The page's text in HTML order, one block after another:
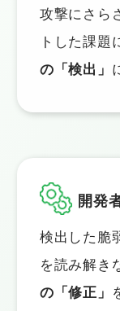
攻撃にさら
トした課題
の「検出」
開発
検出した脆
を読み解き
の「修正」